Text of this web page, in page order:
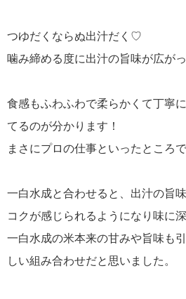
つゆだくならぬ出汁だく♡
噛み締める度に出汁の旨味が広が
食感もふわふわで柔らかくて丁寧
てるのが分かります！
まさにプロの仕事といったところで
一白水成と合わせると、出汁の旨
コクが感じられるようになり味に
一白水成の米本来の甘みや旨味も
しい組み合わせだと思いました。